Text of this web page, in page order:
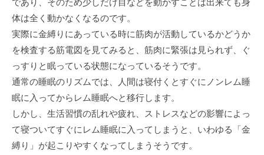
体は全く動かなくなるのです。
実際に金縛りにあっている時に筋肉が活動しているかどうか
を検査する筋電図を見てみると、筋肉に緊張は見られず、ぐ
っすりと眠っている状態になっているそうです。
通常の睡眠のリズムでは、人間は寝付くとすぐにノンレム睡
眠に入ってからレム睡眠へと移行します。
しかし、生活習慣の乱れや疲れ、ストレスなどの影響によっ
て寝ついてすぐにレム睡眠に入ってしまうと、いわゆる「金
縛り」が起こりやすくなってしまうそうです。